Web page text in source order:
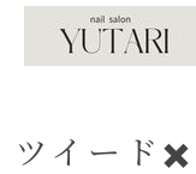
ツイード